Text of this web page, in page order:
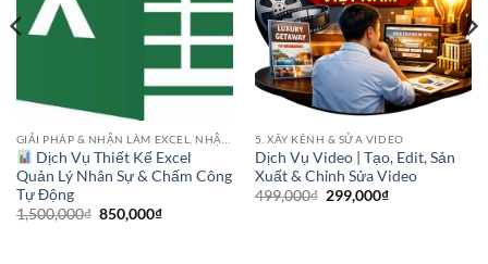
Dịch Vụ Thiết Kế Excel
Quản Lý Nhân Sự & Chấm Công
Tự Động
1,500,000₫ Giá
850,000₫Giá
5. XÂY KÊNH & SỬA VIDEO
Dịch Vụ Video | Tạo, Edit, Sản
Xuất & Chỉnh Sửa Video
499,000₫ Giá
299,000₫Giá